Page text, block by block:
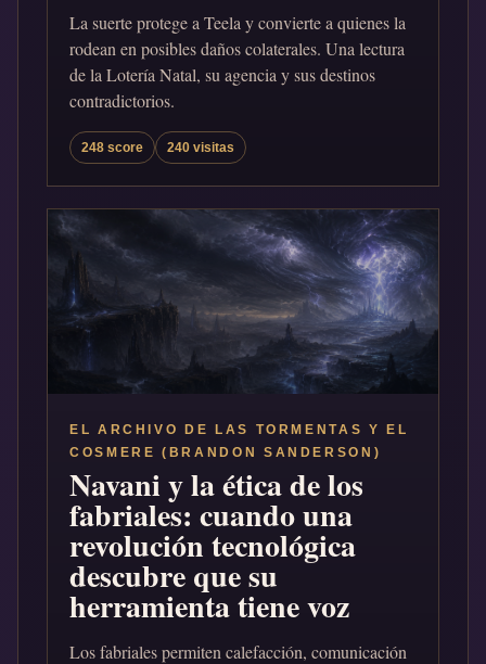
La suerte protege a Teela y convierte a quienes la
rodean en posibles daños colaterales. Una lectura
de la Lotería Natal, su agencia y sus destinos
contradictorios.
248 score 240 visitas
EL ARCHIVO DE LAS TORMENTAS Y EL
COSMERE (BRANDON SANDERSON)
Navani y la ética de los
fabriales: cuando una
revolución tecnológica
descubre que su
herramienta tiene voz
Los fabriales permiten calefacción, comunicación